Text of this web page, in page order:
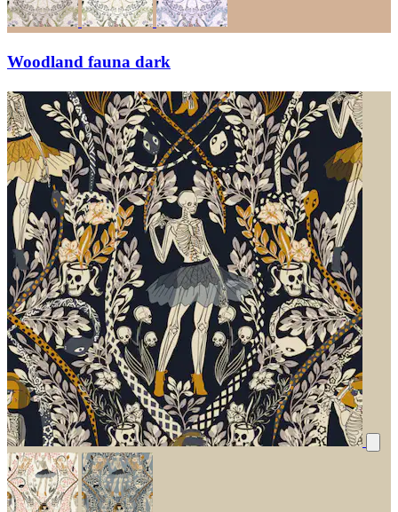
Woodland fauna dark